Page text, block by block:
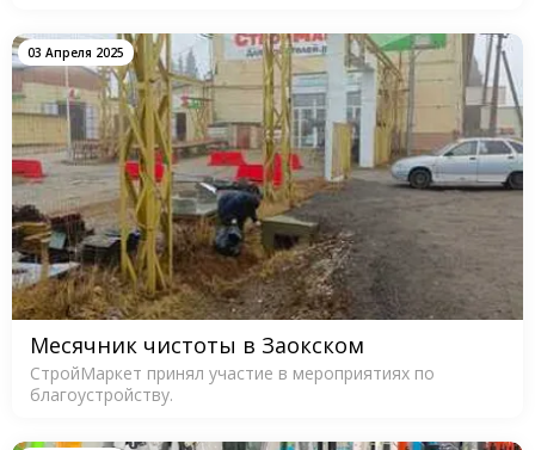
03 Апреля 2025
Месячник чистоты в Заокском
СтройМаркет принял участие в мероприятиях по
благоустройству.